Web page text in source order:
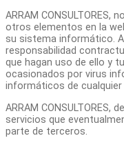
ARRAM CONSULTORES,
otros elementos en la
su sistema informático.
responsabilidad
que hagan uso de ello y
ocasionados por virus
informáticos de cualquier
ARRAM CONSULTORES,
servicios que
parte de terceros.